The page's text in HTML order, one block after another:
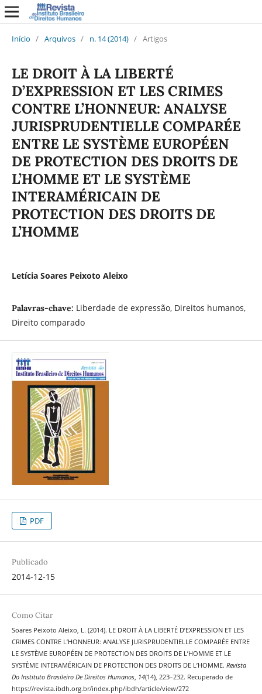
Início / Arquivos / n. 14 (2014) / Artigos
LE DROIT À LA LIBERTÉ
D’EXPRESSION ET LES CRIMES
CONTRE L’HONNEUR: ANALYSE
JURISPRUDENTIELLE COMPARÉE
ENTRE LE SYSTÈME EUROPÉEN
DE PROTECTION DES DROITS DE
L’HOMME ET LE SYSTÈME
INTERAMÉRICAIN DE
PROTECTION DES DROITS DE
L’HOMME
Letícia Soares Peixoto Aleixo
Palavras-chave: Liberdade de expressão, Direitos humanos,
Direito comparado
PDF
Publicado
2014-12-15
Como Citar
Soares Peixoto Aleixo, L. (2014). LE DROIT À LA LIBERTÉ D’EXPRESSION ET LES
CRIMES CONTRE L’HONNEUR: ANALYSE JURISPRUDENTIELLE COMPARÉE ENTRE
LE SYSTÈME EUROPÉEN DE PROTECTION DES DROITS DE L’HOMME ET LE
SYSTÈME INTERAMÉRICAIN DE PROTECTION DES DROITS DE L’HOMME. Revista
Do Instituto Brasileiro De Direitos Humanos, 14(14), 223–232. Recuperado de
https://revista.ibdh.org.br/index.php/ibdh/article/view/272